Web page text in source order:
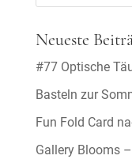
Neueste
#77 Optische
Basteln zur
Fun Fold Card
Gallery Blooms